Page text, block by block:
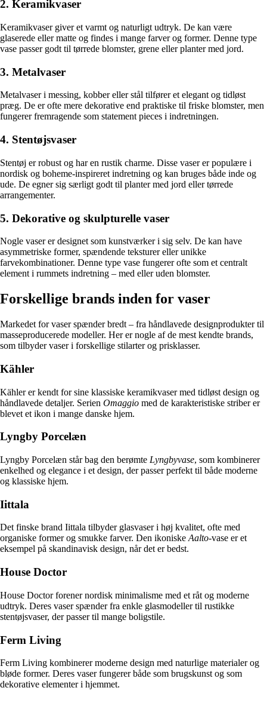
2. Keramikvaser
Keramikvaser giver et varmt og naturligt udtryk. De kan være
glaserede eller matte og findes i mange farver og former. Denne type
vase passer godt til tørrede blomster, grene eller planter med jord.
3. Metalvaser
Metalvaser i messing, kobber eller stål tilfører et elegant og tidløst
præg. De er ofte mere dekorative end praktiske til friske blomster, men
fungerer fremragende som statement pieces i indretningen.
4. Stentøjsvaser
Stentøj er robust og har en rustik charme. Disse vaser er populære i
nordisk og boheme-inspireret indretning og kan bruges både inde og
ude. De egner sig særligt godt til planter med jord eller tørrede
arrangementer.
5. Dekorative og skulpturelle vaser
Nogle vaser er designet som kunstværker i sig selv. De kan have
asymmetriske former, spændende teksturer eller unikke
farvekombinationer. Denne type vase fungerer ofte som et centralt
element i rummets indretning – med eller uden blomster.
Forskellige brands inden for vaser
Markedet for vaser spænder bredt – fra håndlavede designprodukter til
masseproducerede modeller. Her er nogle af de mest kendte brands,
som tilbyder vaser i forskellige stilarter og prisklasser.
Kähler
Kähler er kendt for sine klassiske keramikvaser med tidløst design og
håndlavede detaljer. Serien Omaggio med de karakteristiske striber er
blevet et ikon i mange danske hjem.
Lyngby Porcelæn
Lyngby Porcelæn står bag den berømte Lyngbyvase, som kombinerer
enkelhed og elegance i et design, der passer perfekt til både moderne
og klassiske hjem.
Iittala
Det finske brand Iittala tilbyder glasvaser i høj kvalitet, ofte med
organiske former og smukke farver. Den ikoniske Aalto-vase er et
eksempel på skandinavisk design, når det er bedst.
House Doctor
House Doctor forener nordisk minimalisme med et råt og moderne
udtryk. Deres vaser spænder fra enkle glasmodeller til rustikke
stentøjsvaser, der passer til mange boligstile.
Ferm Living
Ferm Living kombinerer moderne design med naturlige materialer og
bløde former. Deres vaser fungerer både som brugskunst og som
dekorative elementer i hjemmet.